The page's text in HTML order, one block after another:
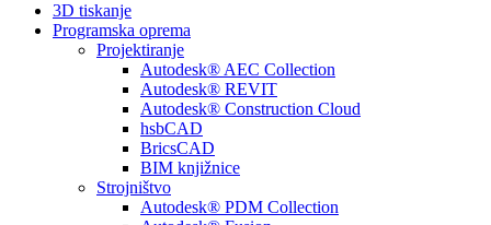
3D tiskanje
Programska oprema
Projektiranje
Autodesk® AEC Collection
Autodesk® REVIT
Autodesk® Construction Cloud
hsbCAD
BricsCAD
BIM knjižnice
Strojništvo
Autodesk® PDM Collection